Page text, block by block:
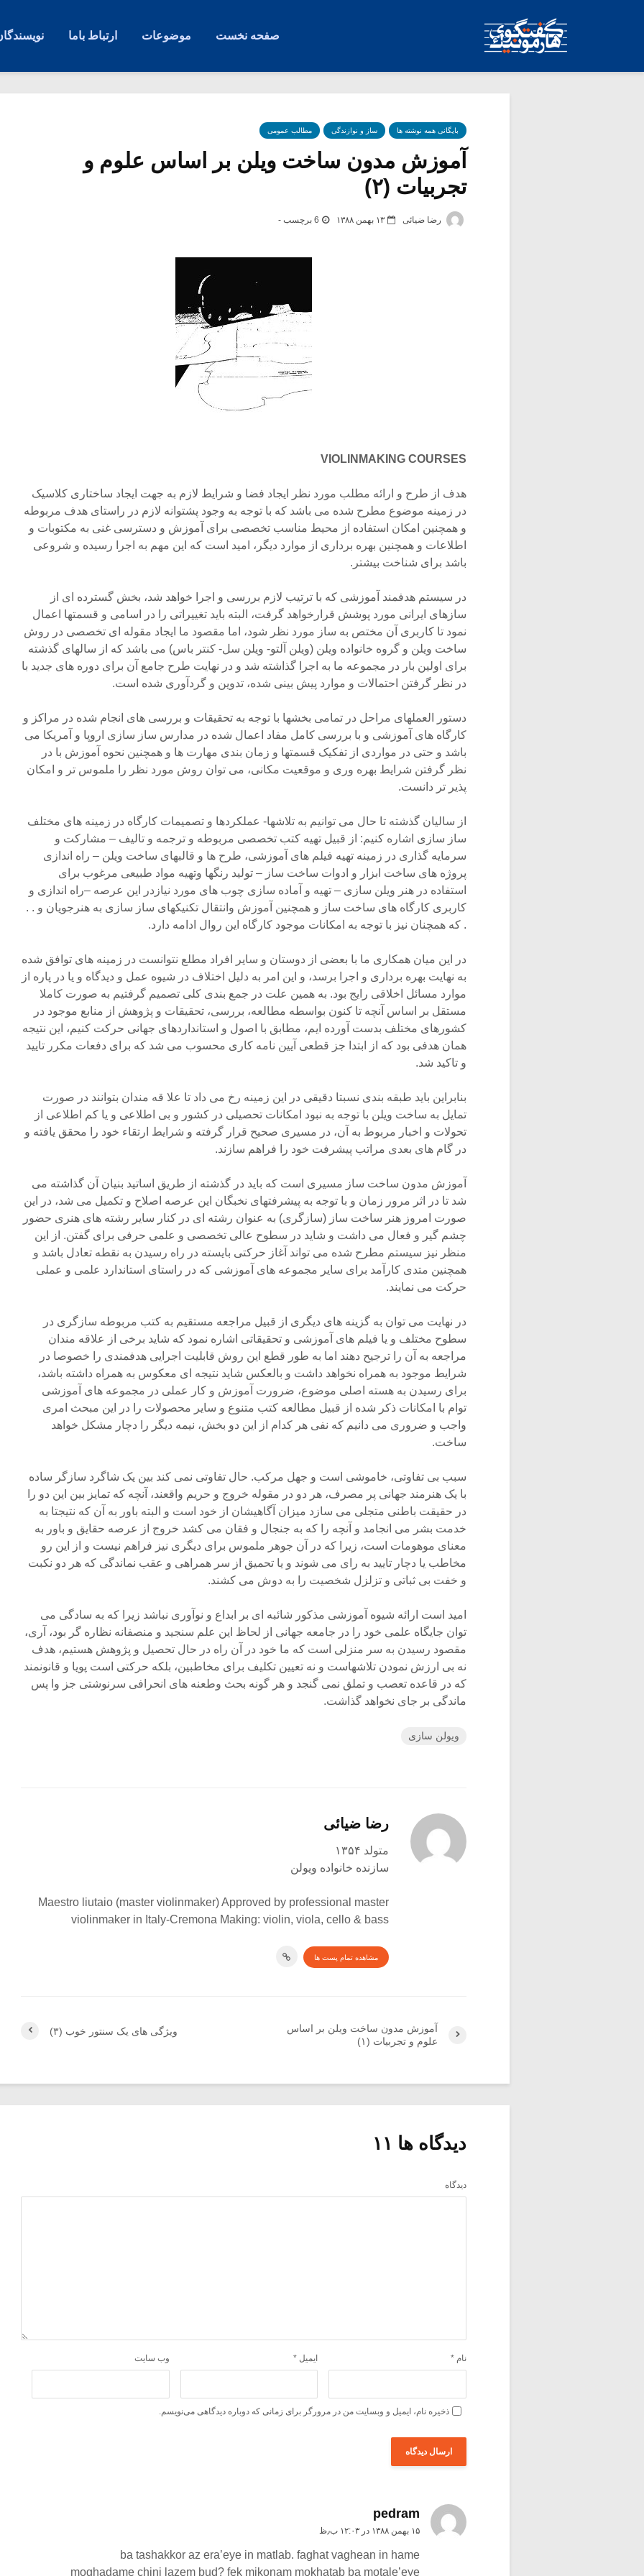
صفحه نخست موضوعات ارتباط باما
بایگانی همه نوشته ها ساز و نوازندگی مطالب عمومی
آموزش مدون ساخت ویلن بر اساس علوم و
تجربیات (۲)
رضا ضیائی ۱۳ بهمن ۱۳۸۸ 6 برچسب -
VIOLINMAKING COURSES
هدف از طرح و ارائه مطلب مورد نظر ایجاد فضا و شرایط لازم به جهت ایجاد ساختاری کلاسیک
در زمینه موضوع مطرح شده می باشد که با توجه به وجود پشتوانه لازم در راستای هدف مربوطه
و همچنین امکان استفاده از محیط مناسب تخصصی برای آموزش و دسترسی غنی به مکتوبات و
اطلاعات و همچنین بهره برداری از موارد دیگر، امید است که این مهم به اجرا رسیده و شروعی
باشد برای شناخت بیشتر.
در سیستم هدفمند آموزشی که با ترتیب لازم بررسی و اجرا خواهد شد، بخش گسترده ای از
سازهای ایرانی مورد پوشش قرارخواهد گرفت، البته باید تغییراتی را در اسامی و قسمتها اعمال
نمود تا کاربری آن مختص به ساز مورد نظر شود، اما مقصود ما ایجاد مقوله ای تخصصی در روش
ساخت ویلن و گروه خانواده ویلن (ویلن آلتو- ویلن سل- کنتر باس) می باشد که از سالهای گذشته
برای اولین بار در مجموعه ما به اجرا گذاشته شد و در نهایت طرح جامع آن برای دوره های جدید با
در نظر گرفتن احتمالات و موارد پیش بینی شده، تدوین و گردآوری شده است.
دستور العملهای مراحل در تمامی بخشها با توجه به تحقیقات و بررسی های انجام شده در مراکز و
کارگاه های آموزشی و با بررسی کامل مفاد اعمال شده در مدارس ساز سازی اروپا و آمریکا می
باشد و حتی در مواردی از تفکیک قسمتها و زمان بندی مهارت ها و همچنین نحوه آموزش با در
نظر گرفتن شرایط بهره وری و موقعیت مکانی، می توان روش مورد نظر را ملموس تر و امکان
پذیر تر دانست.
از سالیان گذشته تا حال می توانیم به تلاشها- عملکردها و تصمیمات کارگاه در زمینه های مختلف
ساز سازی اشاره کنیم: از قبیل تهیه کتب تخصصی مربوطه و ترجمه و تالیف – مشارکت و
سرمایه گذاری در زمینه تهیه فیلم های آموزشی، طرح ها و قالبهای ساخت ویلن – راه اندازی
پروژه های ساخت ابزار و ادوات ساخت ساز – تولید رنگها وتهیه مواد طبیعی مرغوب برای
استفاده در هنر ویلن سازی – تهیه و آماده سازی چوب های مورد نیازدر این عرصه –راه اندازی و
کاربری کارگاه های ساخت ساز و همچنین آموزش وانتقال تکنیکهای ساز سازی به هنرجویان و . .
. که همچنان نیز با توجه به امکانات موجود کارگاه این روال ادامه دارد.
در این میان همکاری ما با بعضی از دوستان و سایر افراد مطلع نتوانست در زمینه های توافق شده
به نهایت بهره برداری و اجرا برسد، و این امر به دلیل اختلاف در شیوه عمل و دیدگاه و یا در پاره از
موارد مسائل اخلاقی رایج بود. به همین علت در جمع بندی کلی تصمیم گرفتیم به صورت کاملا
مستقل بر اساس آنچه تا کنون بواسطه مطالعه، بررسی، تحقیقات و پژوهش از منابع موجود در
کشورهای مختلف بدست آورده ایم، مطابق با اصول و استانداردهای جهانی حرکت کنیم، این نتیجه
همان هدفی بود که از ابتدا جز قطعی آیین نامه کاری محسوب می شد که برای دفعات مکرر تایید
و تاکید شد.
بنابراین باید طبقه بندی نسبتا دقیقی در این زمینه رخ می داد تا علا قه مندان بتوانند در صورت
تمایل به ساخت ویلن با توجه به نبود امکانات تحصیلی در کشور و بی اطلاعی و یا کم اطلاعی از
تحولات و اخبار مربوط به آن، در مسیری صحیح قرار گرفته و شرایط ارتقاء خود را محقق یافته و
در گام های بعدی مراتب پیشرفت خود را فراهم سازند.
آموزش مدون ساخت ساز مسیری است که باید در گذشته از طریق اساتید بنیان آن گذاشته می
شد تا در اثر مرور زمان و با توجه به پیشرفتهای نخبگان این عرصه اصلاح و تکمیل می شد، در این
صورت امروز هنر ساخت ساز (سازگری) به عنوان رشته ای در کنار سایر رشته های هنری حضور
چشم گیر و فعال می داشت و شاید در سطوح عالی تخصصی و علمی حرفی برای گفتن. از این
منظر نیز سیستم مطرح شده می تواند آغاز حرکتی بایسته در راه رسیدن به نقطه تعادل باشد و
همچنین متدی کارآمد برای سایر مجموعه های آموزشی که در راستای استاندارد علمی و عملی
حرکت می نمایند.
در نهایت می توان به گزینه های دیگری از قبیل مراجعه مستقیم به کتب مربوطه سازگری در
سطوح مختلف و یا فیلم های آموزشی و تحقیقاتی اشاره نمود که شاید برخی از علاقه مندان
مراجعه به آن را ترجیح دهند اما به طور قطع این روش قابلیت اجرایی هدفمندی را خصوصا در
شرایط موجود به همراه نخواهد داشت و بالعکس شاید نتیجه ای معکوس به همراه داشته باشد،
برای رسیدن به هسته اصلی موضوع، ضرورت آموزش و کار عملی در مجموعه های آموزشی
توام با امکانات ذکر شده از قبیل مطالعه کتب متنوع و سایر محصولات را در این مبحث امری
واجب و ضروری می دانیم که نفی هر کدام از این دو بخش، نیمه دیگر را دچار مشکل خواهد
ساخت.
سبب بی تفاوتی، خاموشی است و جهل مرکب. حال تفاوتی نمی کند بین یک شاگرد سازگر ساده
با یک هنرمند جهانی پر مصرف، هر دو در مقوله خروج و حریم واقعند، آنچه که تمایز بین این دو را
در حقیقت باطنی متجلی می سازد میزان آگاهیشان از خود است و البته باور به آن که نتیجتا به
خدمت بشر می انجامد و آنچه را که به جنجال و فقان می کشد خروج از عرصه حقایق و باور به
معنای موهومات است، زیرا که در آن جوهر ملموس برای دیگری نیز فراهم نیست و از این رو
مخاطب یا دچار تایید به رای می شوند و یا تحمیق از سر همراهی و عقب نماندگی که هر دو نکبت
و خفت بی ثباتی و تزلزل شخصیت را به دوش می کشند.
امید است ارائه شیوه آموزشی مذکور شائبه ای بر ابداع و نوآوری نباشد زیرا که به سادگی می
توان جایگاه علمی خود را در جامعه جهانی از لحاظ این علم سنجید و منصفانه نظاره گر بود، آری،
مقصود رسیدن به سر منزلی است که ما خود در آن راه در حال تحصیل و پژوهش هستیم، هدف
نه بی ارزش نمودن تلاشهاست و نه تعیین تکلیف برای مخاطبین، بلکه حرکتی است پویا و قانونمند
که در قاعده تعصب و تملق نمی گنجد و هر گونه بحث وطعنه های انحرافی سرنوشتی جز وا پس
ماندگی بر جای نخواهد گذاشت.
ویولن سازی
رضا ضیائی
متولد ۱۳۵۴
سازنده خانواده ویولن
Maestro liutaio (master violinmaker) Approved by professional master
violinmaker in Italy-Cremona Making: violin, viola, cello & bass
مشاهده تمام پست ها
ویژگی های یک سنتور خوب (۳)
آموزش مدون ساخت ویلن بر اساس
علوم و تجربیات (۱)
دیدگاه ها ۱۱
دیدگاه
نام * ایمیل * وب‌ سایت
ذخیره نام، ایمیل و وبسایت من در مرورگر برای زمانی که دوباره دیدگاهی می‌نویسم.
pedram
۱۵ بهمن ۱۳۸۸ در ۱۲:۰۳ ب٫ظ
ba tashakkor az era’eye in matlab. faghat vaghean in hame
moghadame chini lazem bud? fek mikonam mokhatab ba motale’eye